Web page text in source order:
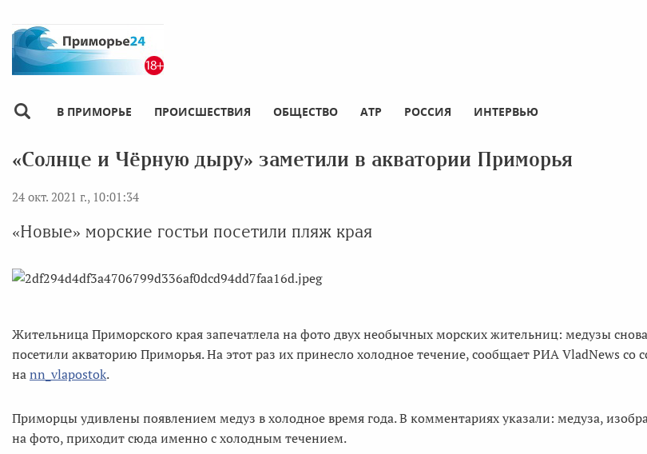
В ПРИМОРЬЕ ПРОИСШЕСТВИЯ ОБЩЕСТВО АТР РОССИЯ ИНТЕРВЬЮ
«Солнце и Чёрную дыру» заметили в акватории Приморья
24 окт. 2021 г., 10:01:34
«Новые» морские гостьи посетили пляж края
Жительница Приморского края запечатлела на фото двух необычных морских жительниц: медузы снова
посетили акваторию Приморья. На этот раз их принесло холодное течение, сообщает РИА VladNews со
наnn_vlapostok.
Приморцы удивлены появлением медуз в холодное время года. В комментариях указали: медуза,
на фото, приходит сюда именно с холодным течением.